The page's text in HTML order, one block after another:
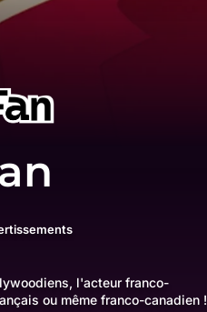
l'acteur franco-
ou même franco-canadien !